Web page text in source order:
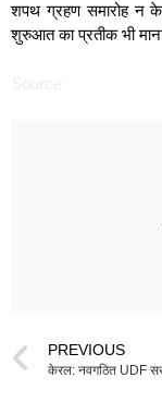
शपथ ग्रहण समारोह न
शुरुआत का प्रतीक भी
PREVIOUS